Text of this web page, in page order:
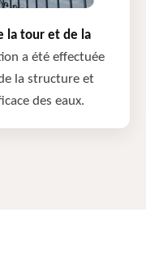
la tour et de la
a été effectuée
la structure et
des eaux.